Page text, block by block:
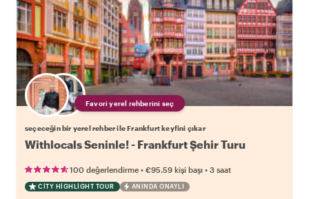
Favori yerel rehberini seç
seçeceğin bir yerel rehber ile Frankfurt keyfini çıkar
Withlocals Seninle! - Frankfurt Şehir Turu
100 değerlendirme • €95.59 kişi başı • 3 saat
CITY HIGHLIGHT TOUR ANINDA ONAYLI